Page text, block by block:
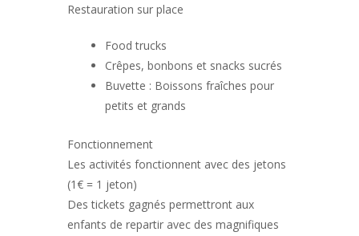
Restauration sur place
Food trucks
Crêpes, bonbons et snacks sucrés
Buvette : Boissons fraîches pour
petits et grands
Fonctionnement
Les activités fonctionnent avec des jetons
(1€ = 1 jeton)
Des tickets gagnés permettront aux
enfants de repartir avec des magnifiques